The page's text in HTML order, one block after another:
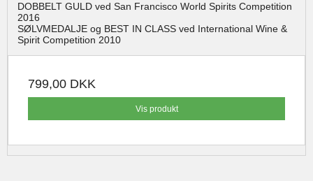
DOBBELT GULD ved San Francisco World Spirits Competition
2016
SØLVMEDALJE og BEST IN CLASS ved International Wine &
Spirit Competition 2010
799,00 DKK
Vis produkt